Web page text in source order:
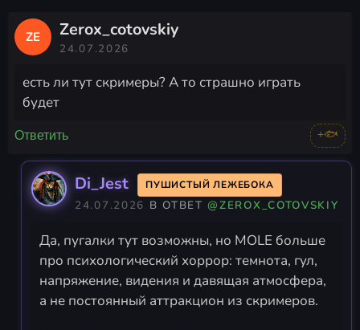
ZE Zerox_cotovskiy
24.07.2026
есть ли тут скримеры? А то страшно играть
будет
Ответить +🐟
Di_Jest ПУШИСТЫЙ ЛЕЖЕБОКА
24.07.2026 В ОТВЕТ@ZEROX_COTOVSKIY
Да, пугалки тут возможны, но MOLE больше
про психологический хоррор: темнота, гул,
напряжение, видения и давящая атмосфера,
а не постоянный аттракцион из скримеров.